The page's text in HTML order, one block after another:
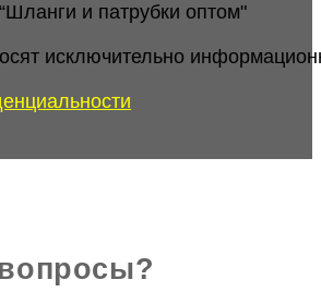
и патрубки оптом"
исключительно